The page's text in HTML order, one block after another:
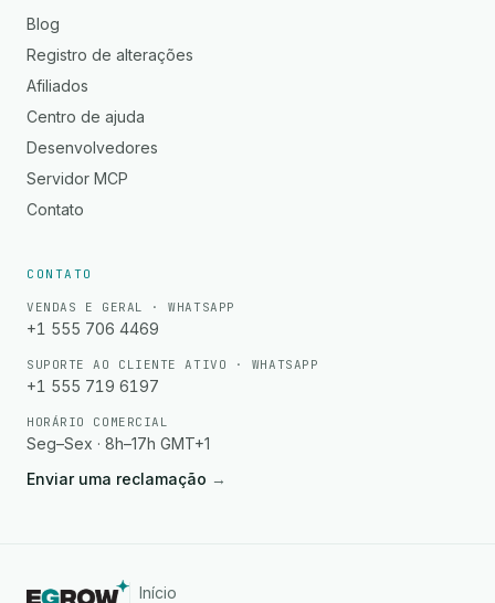
Blog
Registro de alterações
Afiliados
Centro de ajuda
Desenvolvedores
Servidor MCP
Contato
CONTATO
VENDAS E GERAL · WHATSAPP
+1 555 706 4469
SUPORTE AO CLIENTE ATIVO · WHATSAPP
+1 555 719 6197
HORÁRIO COMERCIAL
Seg–Sex · 8h–17h GMT+1
Enviar uma reclamação →
Início